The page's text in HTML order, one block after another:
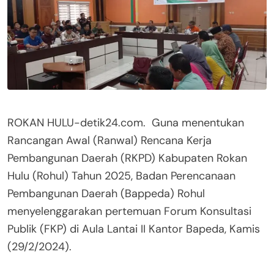
ROKAN HULU-detik24.com. Guna menentukan
Rancangan Awal (Ranwal) Rencana Kerja
Pembangunan Daerah (RKPD) Kabupaten Rokan
Hulu (Rohul) Tahun 2025, Badan Perencanaan
Pembangunan Daerah (Bappeda) Rohul
menyelenggarakan pertemuan Forum Konsultasi
Publik (FKP) di Aula Lantai II Kantor Bapeda, Kamis
(29/2/2024).